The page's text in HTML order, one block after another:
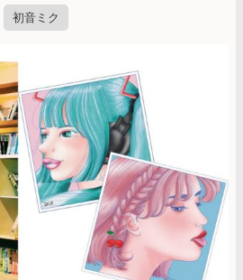
初音ミク